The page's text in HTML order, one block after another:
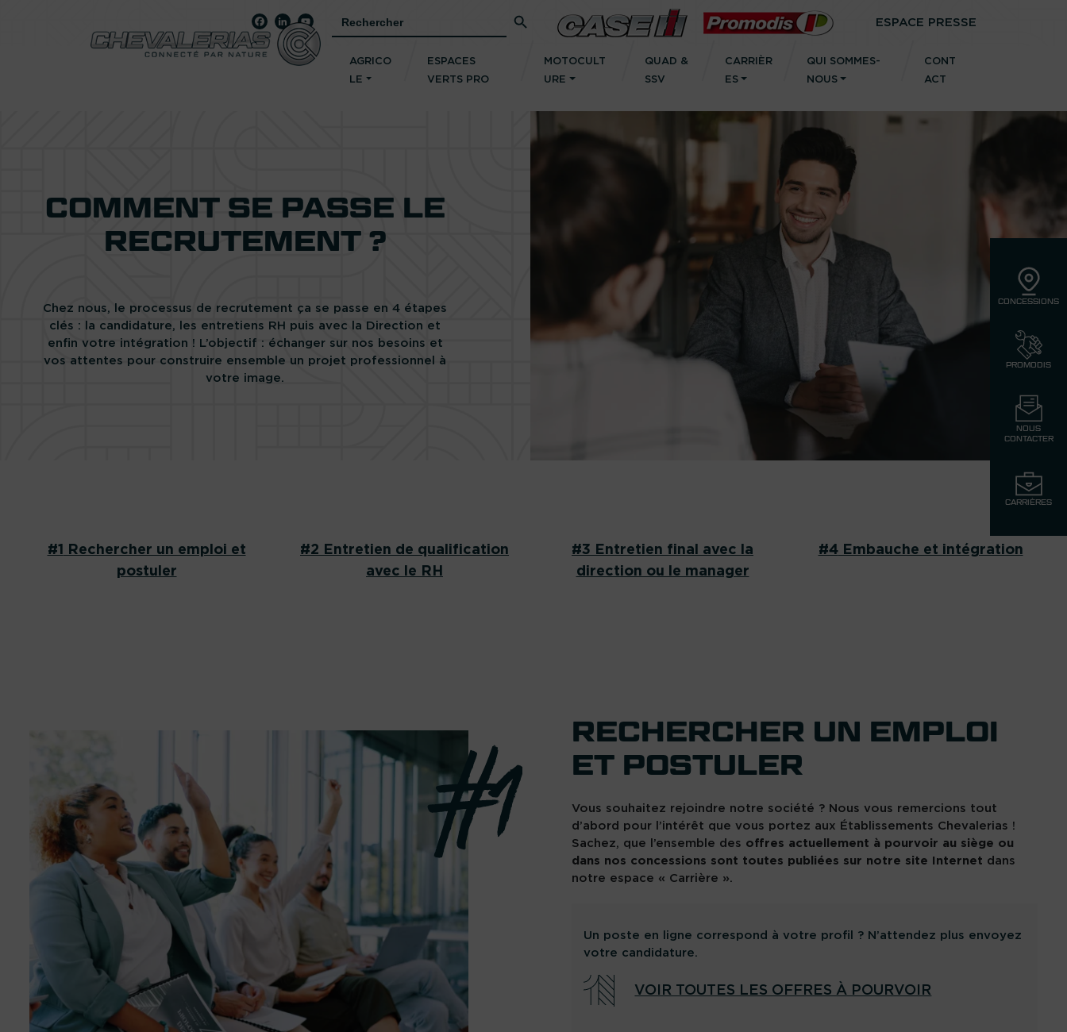
CONCESSIONS
PROMODIS
NOUS
CONTACTER
CARRIÈRES
for:
ESPACE PRESSE
AGRICO
LE
ESPACES
VERTS PRO
MOTOCULT
URE
QUAD &
SSV
CARRIÈR
ES
QUI SOMMES-
NOUS
CONT
ACT
COMMENT SE PASSE LE
RECRUTEMENT ?
Chez nous, le processus de recrutement ça se passe en 4 étapes
clés : la candidature, les entretiens RH puis avec la Direction et
enfin votre intégration ! L’objectif : échanger sur nos besoins et
vos attentes pour construire ensemble un projet professionnel à
votre image.
#1
Rechercher un emploi et
postuler
#2 Entretien de qualification
avec le RH
#3 Entretien final avec la
direction ou le manager
#4Embauche et intégration
RECHERCHER UN EMPLOI
ET POSTULER
Vous souhaitez rejoindre notre société ? Nous vous remercions tout
d’abord pour l’intérêt que vous portez aux Établissements Chevalerias !
Sachez, que l’ensemble des offres actuellement à pourvoir au siège ou
dans nos concessions sont toutes publiées sur notre site Internet dans
notre espace « Carrière ».
Un poste en ligne correspond à votre profil ? N’attendez plus envoyez
votre candidature.
VOIR TOUTES LES OFFRES À POURVOIR